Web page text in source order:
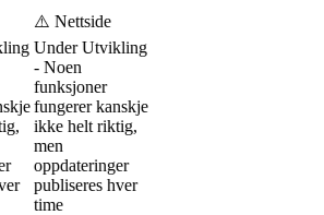
⚠️ Nettside
Under Utvikling
- Noen
funksjoner
fungerer kanskje
ikke helt riktig,
men
oppdateringer
publiseres hver
time